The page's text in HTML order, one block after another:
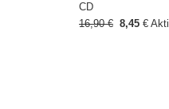
CD
16,90 € 8,45 €